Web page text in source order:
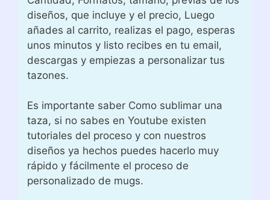
diseños, que incluye y el precio, Luego
añades al carrito, realizas el pago, esperas
unos minutos y listo recibes en tu email,
descargas y empiezas a personalizar tus
tazones.
Es importante saber Como sublimar una
taza, si no sabes en Youtube existen
tutoriales del proceso y con nuestros
diseños ya hechos puedes hacerlo muy
rápido y fácilmente el proceso de
personalizado de mugs.